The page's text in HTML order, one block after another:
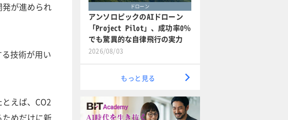
が進められ
技術が用い
えば、CO2
めだけに新
ドローン
アンソロピックのAIドローン
「Project Pilot」、成功率0％
でも驚異的な自律飛行の実力
2026/08/03
もっと見る